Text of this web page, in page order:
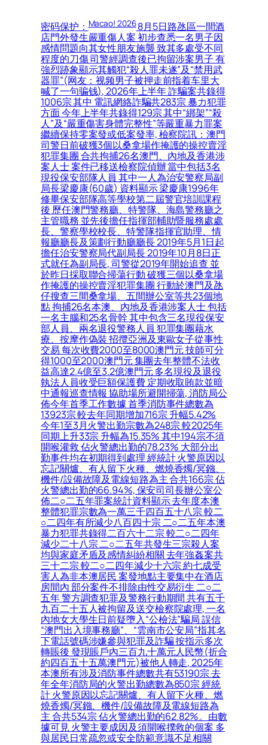
密码保护：Macao! 20268月5日路氹區一間酒
店門外發生嚴重傷人案 初步查悉一名男子因
感情問題向其女性朋友施襲 致其多處受不同
程度的刀傷 司警經調查後已拘留涉案男子 有
強烈跡象顯示其觸犯“殺人罪未遂”及“禁用武
器罪”(网友：视频男子被押走前指着车里大
喊了一句骗钱), 2026年上半年 詐騙案共錄得
1006宗 其中 電訊網絡詐騙共283宗 暴力犯罪
方面 今年上半年共錄得129宗 其中“綁架”“殺
人”及“嚴重傷害身體完整性”等嚴重暴力罪案
繼續保持零案發或低案發率, 檢察院訊：澳門
司警日前破獲3個以桑拿場作掩護的操控賣淫
犯罪集團 合共拘捕26名澳門、內地及香港涉
案人士 案件已移送檢察院偵辦 當中包括3名
現役保安部隊人員 其中一人為治安警察局副
局長梁慶康(60歲) 資料顯示 梁慶康1996年
修畢保安部隊高等學校第二屆警官培訓課程
後 歷任澳門警務廳、特警隊、海島警務廳之
主管職務 並先後擔任指揮部輔助暨服務處處
長、警察學校校長、特警隊指揮官助理、情
報廳廳長及策劃行動廳廳長 2019年5月1日起
擔任治安警察局代副局長 2019年10月8日正
式就任為副局長, 司警從2019年開始追查 並
於昨日採取聯合掃蕩行動 破獲三個以桑拿場
作掩護的操控賣淫犯罪集團 行動於澳門及氹
仔搜查三間桑拿場、五間辦公室等共23個地
點 拘捕26名本澳、內地及香港涉案人士 包括
一名主腦和25名骨幹 其中包含三名現役保安
部人員、兩名退役警務人員 犯罪集團藉水
療、按摩作偽裝 招攬亞洲及東歐女子從事性
交易 每次收費2000至8000澳門元 技師可分
得1000至2000澳門元 集團去年整體不法收
益高達2.4億至3.2億澳門元 多名現役及退役
執法人員收受巨額保護費 定期收取賄款並暗
中通報巡查情報 協助場所避開掃蕩, 消防局公
佈今年首季工作數據 首季消防事件總數為
13923宗 較去年同期增加716宗 升幅5.42%
今年1至3月火警出勤宗數為248宗 較2025年
同期上升33宗 升幅為15.35% 其中194宗不須
開喉灌救 佔火警總出勤的78.23% 大部分出
勤事件均在初期得到處理 經統計 火警原因以
忘記關爐、有人留下火種、燃燒香燭/冥鏹、
機件/設備故障及電線短路為主 合共166宗 佔
火警總出勤的66.94%, 保安司司長辦公室公
佈二○二五年罪案統計資料顯示 去年度本澳
整體犯罪宗數為一萬三千四百五十八宗 較二
○二四年有所減少八百四十宗 二○二五年本澳
暴力犯罪共錄得二百六十二宗 較二○二四年
減少二十八宗 二○二五年共發生三宗殺人案
均與家庭矛盾及感情糾紛相關 去年強姦案共
三十二宗 較二○二四年減少十六宗 約七成受
害人為非本澳居民 案發地點主要集中在酒店
房間內 部分案件不排除由性交易衍生 二○二
五年 警方調查犯罪及警務行動期間 共有五千
九百二十五人被拘留及送交檢察院處理, 一名
內地女大學生日前疑墮入“公檢法”騙局 誤信
“澳門出入境事務廳”、“雲南市公安局”指其名
下電話號碼涉嫌參與犯罪及詐騙 按指示多次
轉賬後 發現賬戶內三百九十萬元人民幣(折合
約四百五十五萬澳門元)被他人轉走, 2025年
本澳所有涉及消防事件總數共有53190宗 去
年全年消防局的火警出勤總數為850宗 經統
計 火警原因以忘記關爐、有人留下火種、燃
燒香燭/冥鏹、機件/設備故障及電線短路為
主 合共534宗 佔火警總出勤的62.82%。由數
據可見 火警主要成因及須開喉撲救的個案 多
與居民日常疏忽或安全防範意識不足相關